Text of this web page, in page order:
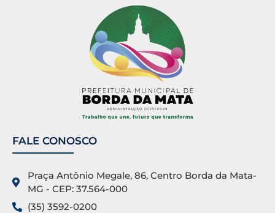
FALE CONOSCO
Praça Antônio Megale, 86, Centro Borda da Mata-
MG - CEP: 37.564-000
(35) 3592-0200